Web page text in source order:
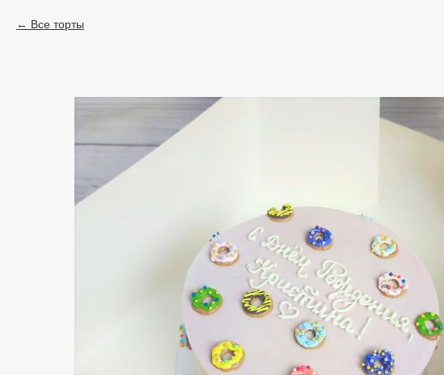
Все торты